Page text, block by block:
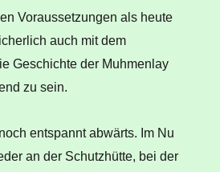
Voraussetzungen als heute
auch mit dem
Geschichte der Muhmenlay
zu sein.
entspannt abwärts. Im Nu
an der Schutzhütte, bei der